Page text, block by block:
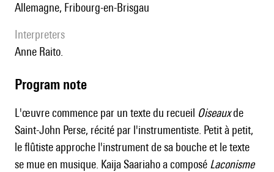
Allemagne, Fribourg-en-Brisgau
interpreters
Anne Raito.
Program note
L'œuvre commence par un texte du recueil Oiseauxde
Saint-John Perse, récité par l'instrumentiste. Petit à petit,
le flûtiste approche l'instrument de sa bouche et le texte
se mue en musique. Kaija Saariaho a composé Laconisme